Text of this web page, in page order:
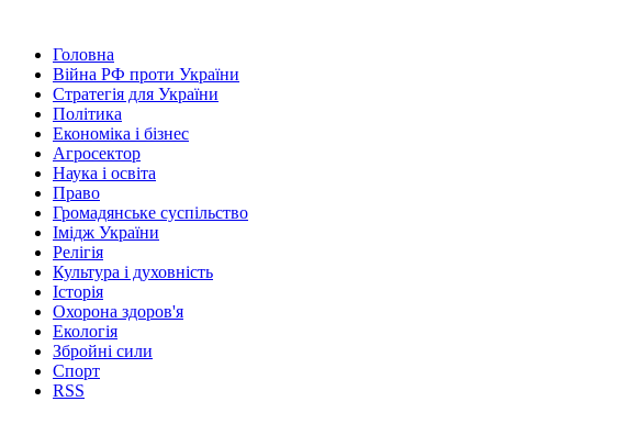
Головна
Війна РФ проти України
Стратегія для України
Політика
Економіка і бізнес
Агросектор
Наука і освіта
Право
Громадянське суспільство
Імідж України
Релігія
Культура і духовність
Історія
Охорона здоров'я
Екологія
Збройні сили
Спорт
RSS